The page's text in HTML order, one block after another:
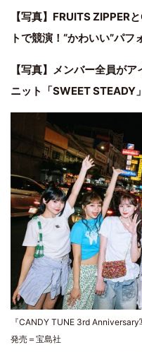
【写真】FRUITS ZIPPER
トで競演！“かわいい”パ
【写真】メンバー全員が
ニット「SWEET STEADY
『CANDY TUNE 3rd
発売＝宝島社